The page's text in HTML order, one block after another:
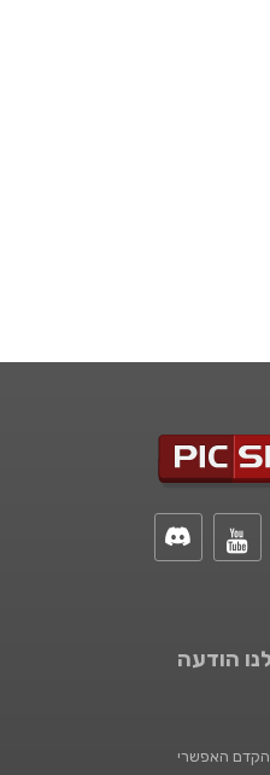
הודעה
האפשרי